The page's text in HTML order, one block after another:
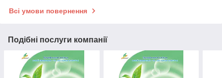
Всі умови повернення
Подібні послуги компанії